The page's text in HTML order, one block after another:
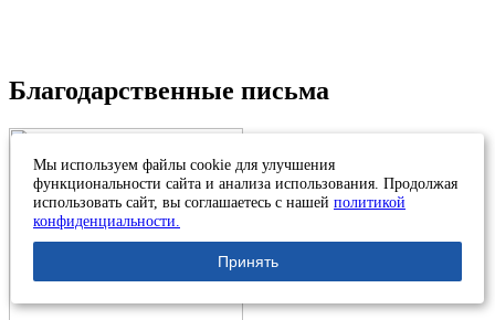
Благодарственные письма
Мы используем файлы cookie для улучшения
функциональности сайта и анализа использования. Продолжая
использовать сайт, вы соглашаетесь с нашей политикой
конфиденциальности.
Принять